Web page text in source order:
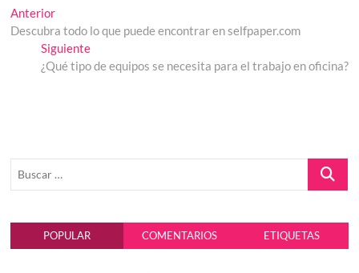
Navegación
de
entradas
AnteriorEntrada
anterior:
Descubra todo lo que puede encontrar en selfpaper.com
SiguienteEntrada
siguiente:
¿Qué tipo de equipos se necesita para el trabajo en oficina?
Buscar
POPULAR COMENTARIOS ETIQUETAS